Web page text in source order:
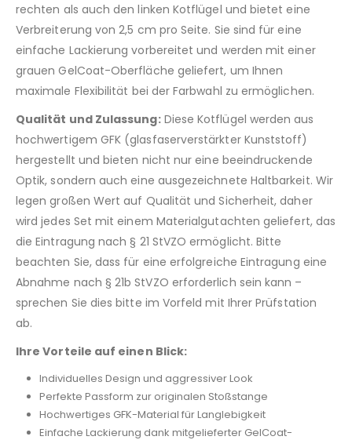
rechten als auch den linken Kotflügel und bietet eine
Verbreiterung von 2,5 cm pro Seite. Sie sind für eine
einfache Lackierung vorbereitet und werden mit einer
grauen GelCoat-Oberfläche geliefert, um Ihnen
maximale Flexibilität bei der Farbwahl zu ermöglichen.
Qualität und Zulassung:Diese Kotflügel werden aus
hochwertigem GFK (glasfaserverstärkter Kunststoff)
hergestellt und bieten nicht nur eine beeindruckende
Optik, sondern auch eine ausgezeichnete Haltbarkeit. Wir
legen großen Wert auf Qualität und Sicherheit, daher
wird jedes Set mit einem Materialgutachten geliefert, das
die Eintragung nach § 21 StVZO ermöglicht. Bitte
beachten Sie, dass für eine erfolgreiche Eintragung eine
Abnahme nach § 21b StVZO erforderlich sein kann –
sprechen Sie dies bitte im Vorfeld mit Ihrer Prüfstation
ab.
Ihre Vorteile auf einen Blick:
Individuelles Design und aggressiver Look
Perfekte Passform zur originalen Stoßstange
Hochwertiges GFK-Material für Langlebigkeit
Einfache Lackierung dank mitgelieferter GelCoat-